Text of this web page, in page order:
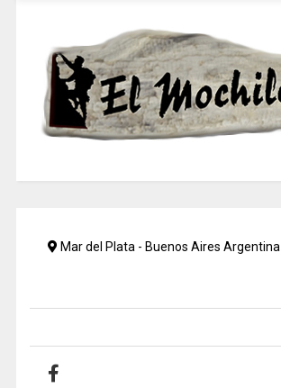
Mar del Plata - Buenos Aires Argentina